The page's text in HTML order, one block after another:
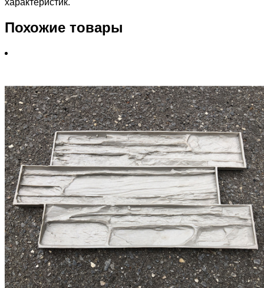
характеристик.
Похожие товары